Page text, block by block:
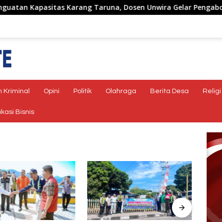
Karang Taruna, Dosen Unwira Gelar Pengabdian
Kriminal Opini Politik Olahraga Berita Desa Religi
Bisnis